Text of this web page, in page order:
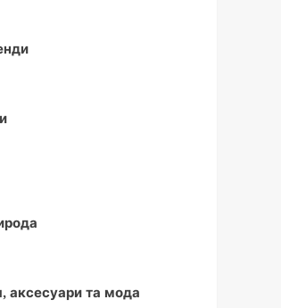
аксесуари та мода